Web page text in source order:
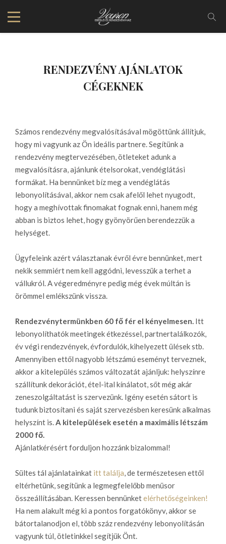
RENDEZVÉNY AJÁNLATOK
CÉGEKNEK
Számos rendezvény megvalósításával mögöttünk állítjuk,
hogy mi vagyunk az Ön ideális partnere. Segítünk a
rendezvény megtervezésében, ötleteket adunk a
megvalósításra, ajánlunk ételsorokat, vendéglátási
formákat. Ha bennünket bíz meg a vendéglátás
lebonyolításával, akkor nem csak afelől lehet nyugodt,
hogy a meghívottak finomakat fognak enni, hanem még
abban is biztos lehet, hogy gyönyörűen berendezzük a
helységet.
Ügyfeleink azért választanak évről évre bennünket, mert
nekik semmiért nem kell aggódni, levesszük a terhet a
vállukról. A végeredményre pedig még évek múltán is
örömmel emlékszünk vissza.
Rendezvénytermünkben 60 fő fér el kényelmesen. Itt
lebonyolíthatók meetingek étkezéssel, partnertalálkozók,
év végi rendezvények, évfordulók, kihelyezett ülések stb.
Amennyiben ettől nagyobb létszámú eseményt terveznek,
akkor a kitelepülés számos változatát ajánljuk: helyszínre
szállítunk dekorációt, étel-ital kínálatot, sőt még akár
zeneszolgáltatást is szervezünk. Igény esetén sátort is
tudunk biztosítani és saját szervezésben keresünk alkalmas
helyszínt is. A kitelepülések esetén a maximális létszám
2000 fő.
Ajánlatkérésért forduljon hozzánk bizalommal!
Sültes tál ajánlatainkat itt találja , de természetesen ettől
eltérhetünk, segítünk a legmegfelelőbb menüsor
összeállításában. Keressen bennünketelérhetőségeinken!
Ha nem alakult még ki a pontos forgatókönyv, akkor se
bátortalanodjon el, több száz rendezvény lebonyolításán
vagyunk túl, ötletinkkel segítjük Önt.